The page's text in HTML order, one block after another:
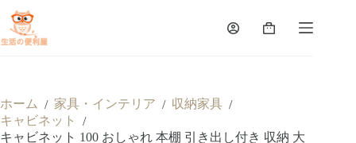
ホーム / 家具・インテリア / 収納家具 /
キャビネット
/
キャビネット 100 おしゃれ 本棚 引き出し付き 収納 大